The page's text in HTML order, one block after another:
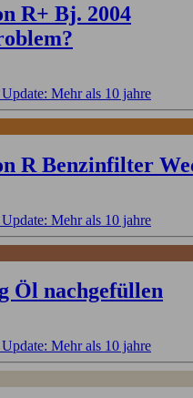
R+ Bj. 2004
Mehr als 10 jahre
R Benzinfilter
Mehr als 10 jahre
Öl nachgefüllen
Mehr als 10 jahre